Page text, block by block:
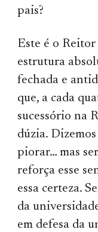
pais?
Este é o Reitor
estrutura
fechada e
que, a cada
sucessório na
dúzia.
piorar… mas
reforça esse
essa certeza.
da
em defesa da